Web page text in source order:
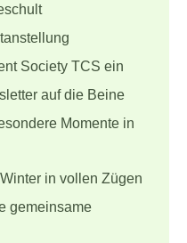
Society TCS ein
auf die Beine
Momente in
in vollen Zügen
gemeinsame